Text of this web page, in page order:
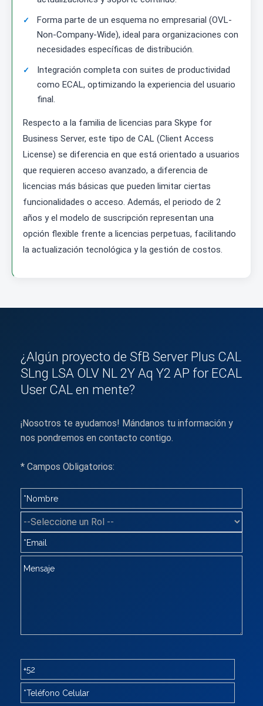
Forma parte de un esquema no empresarial (OVL-
Non-Company-Wide), ideal para organizaciones con
necesidades específicas de distribución.
Integración completa con suites de productividad
como ECAL, optimizando la experiencia del usuario
final.
Respecto a la familia de licencias para Skype for
Business Server, este tipo de CAL (Client Access
License) se diferencia en que está orientado a usuarios
que requieren acceso avanzado, a diferencia de
licencias más básicas que pueden limitar ciertas
funcionalidades o acceso. Además, el periodo de 2
años y el modelo de suscripción representan una
opción flexible frente a licencias perpetuas, facilitando
la actualización tecnológica y la gestión de costos.
¿Algún proyecto de SfB Server Plus CAL
SLng LSA OLV NL 2Y Aq Y2 AP for ECAL
User CAL en mente?
¡Nosotros te ayudamos! Mándanos tu información y
nos pondremos en contacto contigo.
* Campos Obligatorios: